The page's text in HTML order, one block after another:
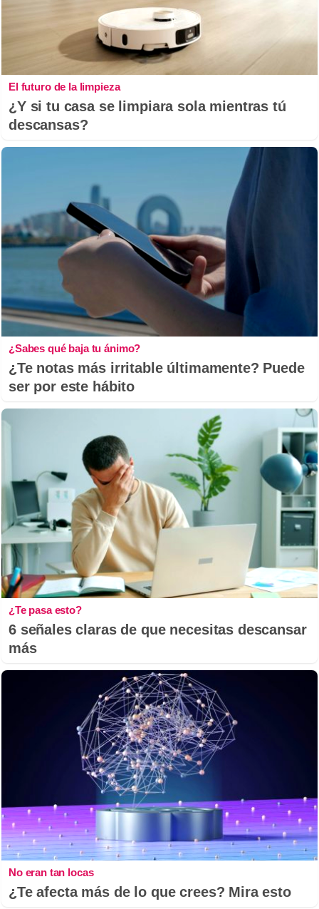
El futuro de la limpieza
¿Y si tu casa se limpiara sola mientras tú
descansas?
¿Sabes qué baja tu ánimo?
¿Te notas más irritable últimamente? Puede
ser por este hábito
¿Te pasa esto?
6 señales claras de que necesitas descansar
más
No eran tan locas
¿Te afecta más de lo que crees? Mira esto